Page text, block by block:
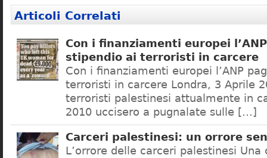
Articoli Correlati
Con i finanziamenti europei
stipendio ai terroristi in carcere
Con i finanziamenti europei l’ANP
terroristi in carcere Londra, 3 Aprile
terroristi palestinesi attualmente in
2010 uccisero a pugnalate sulle […]
Carceri palestinesi: un orrore
L’orrore delle carceri palestinesi Una